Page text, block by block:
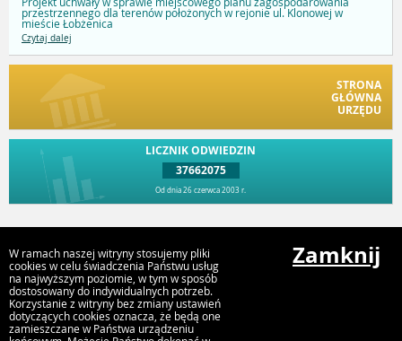
przestrzennego dla terenów położonych w rejonie ul. Klonowej w
mieście Łobżenica
Czytaj dalej
STRONA
GŁÓWNA
URZĘDU
LICZNIK ODWIEDZIN
37662075
Od dnia 26 czerwca 2003 r.
Urząd Miejski Gminy Łobżenica, ul Sikorskiego 7, 67 2868100,
gmina@lobzenica.pl
W ramach naszej witryny stosujemy pliki
cookies w celu świadczenia Państwu usług
na najwyższym poziomie, w tym w sposób
dostosowany do indywidualnych potrzeb.
Korzystanie z witryny bez zmiany ustawień
dotyczących cookies oznacza, że będą one
zamieszczane w Państwa urządzeniu
Zamknij